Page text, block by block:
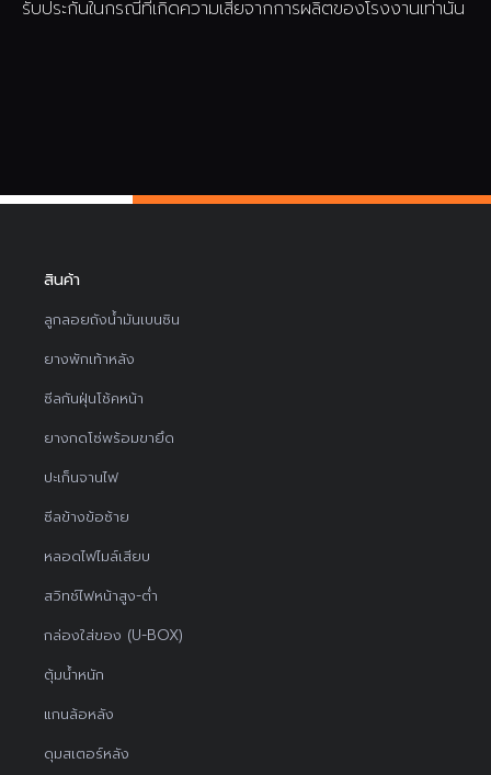
รับประกันในกรณีที่เกิดความเสียจากการผลิตของโรงงานเท่านั้น
สินค้า
ลูกลอยถังน้ำมันเบนซิน
ยางพักเท้าหลัง
ซีลกันฝุ่นโช้คหน้า
ยางกดโซ่พร้อมขายึด
ปะเก็นจานไฟ
ซีลข้างข้อซ้าย
หลอดไฟไมล์เสียบ
สวิทช์ไฟหน้าสูง-ต่ำ
กล่องใส่ของ (U-BOX)
ตุ้มน้ำหนัก
แกนล้อหลัง
ดุมสเตอร์หลัง